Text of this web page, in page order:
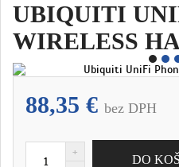
UBIQUITI
WIRELESS
88,35 € bez DPH